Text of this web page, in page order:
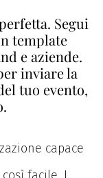
Segui
template
e aziende.
inviare la
tuo evento,
capace